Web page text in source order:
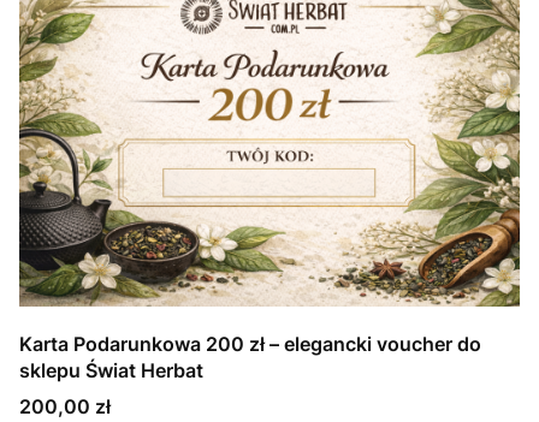
Karta Podarunkowa 200 zł – elegancki voucher do
sklepu Świat Herbat
Cena
200,00 zł